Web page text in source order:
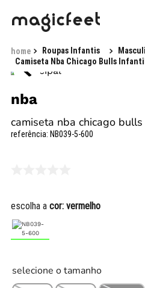
Roupas Infantis
Camiseta Nba Chicago Bulls
nba
camiseta nba chicago
referência: NB039-5-600
escolha a cor: vermelho
selecione o tamanho